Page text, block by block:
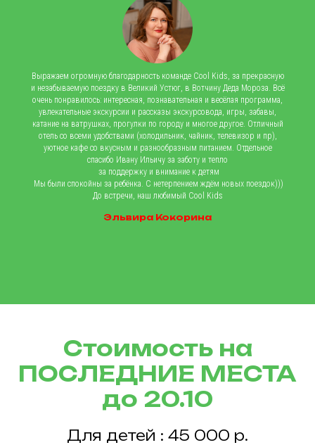
Выражаем огромную благодарность команде Cool Kids, за прекрасную
и незабываемую поездку в Великий Устюг, в Вотчину Деда Мороза. Всё
очень понравилось: интересная, познавательная и весёлая программа,
увлекательные экскурсии и рассказы экскурсовода, игры, забавы,
катание на ватрушках, прогулки по городу и многое другое. Отличный
отель со всеми удобствами (холодильник, чайник, телевизор и пр),
уютное кафе со вкусным и разнообразным питанием. Отдельное
спасибо Ивану Ильичу за заботу и тепло
за поддержку и внимание к детям
Мы были спокойны за ребёнка. С нетерпением ждём новых поездок)))
До встречи, наш любимый Cool Kids
Эльвира Кокорина
Стоимость на
ПОСЛЕДНИЕ МЕСТА
до 20.10
Для детей : 45 000 р.